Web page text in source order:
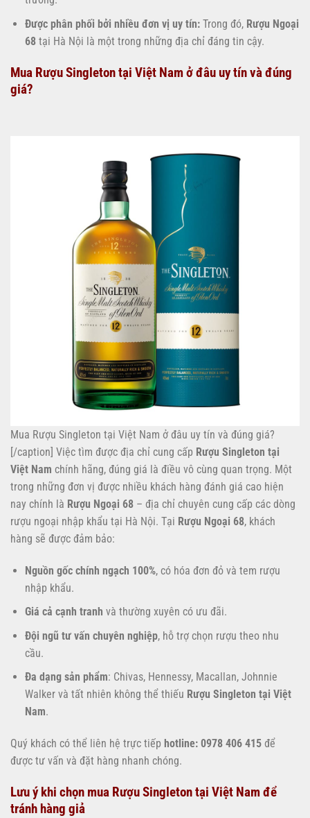
Được phân phối bởi nhiều đơn vị uy tín:Trong đó, Rượu Ngoại
68tại Hà Nội là một trong những địa chỉ đáng tin cậy.
Mua Rượu Singleton tại Việt Nam ở đâu uy tín và đúng
giá?
Mua Rượu Singleton tại Việt Nam ở đâu uy tín và đúng giá?
[/caption] Việc tìm được địa chỉ cung cấp Rượu Singleton tại
Việt Nam chính hãng, đúng giá là điều vô cùng quan trọng. Một
trong những đơn vị được nhiều khách hàng đánh giá cao hiện
nay chính là Rượu Ngoại 68 – địa chỉ chuyên cung cấp các dòng
rượu ngoại nhập khẩu tại Hà Nội. Tại Rượu Ngoại 68, khách
hàng sẽ được đảm bảo:
Nguồn gốc chính ngạch 100%, có hóa đơn đỏ và tem rượu
nhập khẩu.
Giá cả cạnh tranh và thường xuyên có ưu đãi.
Đội ngũ tư vấn chuyên nghiệp, hỗ trợ chọn rượu theo nhu
cầu.
Đa dạng sản phẩm: Chivas, Hennessy, Macallan, Johnnie
Walker và tất nhiên không thể thiếu Rượu Singleton tại Việt
Nam.
Quý khách có thể liên hệ trực tiếp hotline: 0978 406 415 để
được tư vấn và đặt hàng nhanh chóng.
Lưu ý khi chọn mua Rượu Singleton tại Việt Nam để
tránh hàng giả